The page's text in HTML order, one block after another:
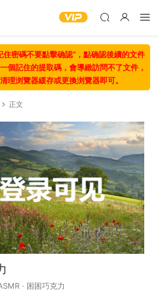
住密碼不要點擊确認“，點确認後續的文件
個記住的提取碼，會導緻訪問不了文件，
理浏覽器緩存或更換浏覽器即可。
正文
· 困困巧克力